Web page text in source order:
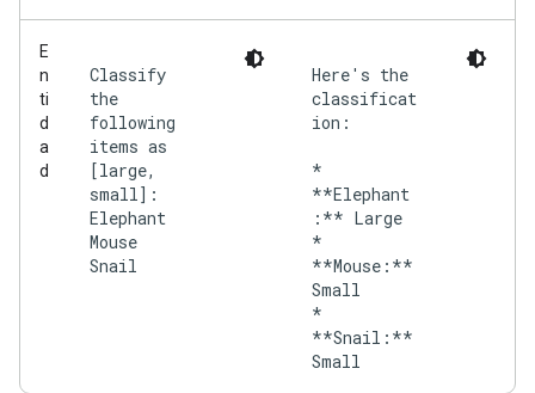
E
n
ti
d
a
d
Classify
the
following
items as
[large,
small]:
Elephant
Mouse
Snail
Here's the
classificat
ion:
*
**Elephant
:** Large
*
**Mouse:**
Small
*
**Snail:**